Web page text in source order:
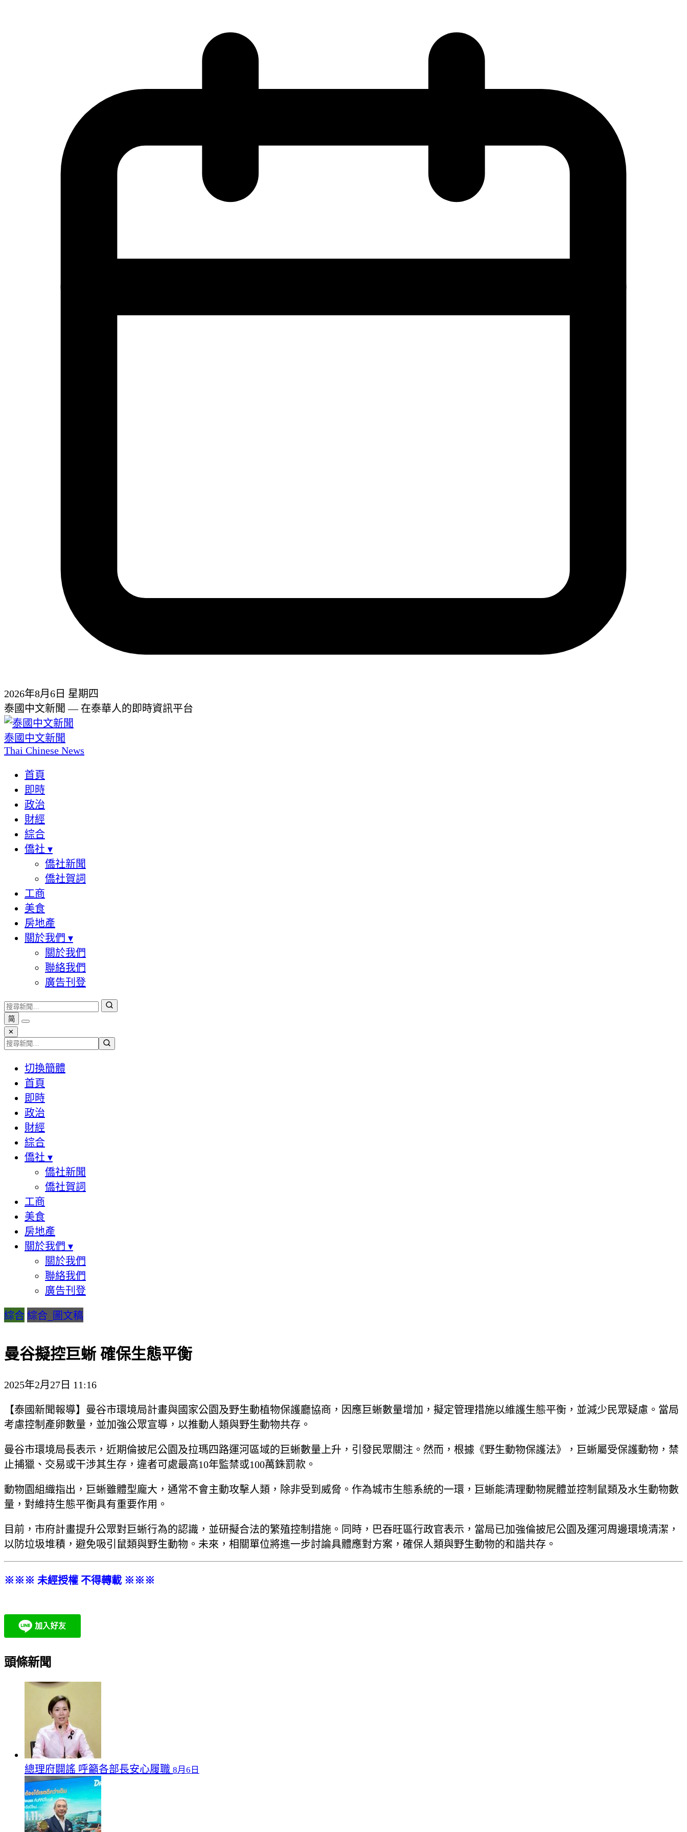
2026年8月6日 星期四
泰國中文新聞 — 在泰華人的即時資訊平台
泰國中文新聞
Thai Chinese News
首頁
即時
政治
財經
綜合
僑社 ▾
僑社新聞
僑社賀詞
工商
美食
房地產
關於我們 ▾
關於我們
聯絡我們
廣告刊登
简
✕
切換簡體
首頁
即時
政治
財經
綜合
僑社 ▾
僑社新聞
僑社賀詞
工商
美食
房地產
關於我們 ▾
關於我們
聯絡我們
廣告刊登
綜合 綜合_圖文稿
曼谷擬控巨蜥 確保生態平衡
2025年2月27日 11:16
【泰國新聞報導】曼谷市環境局計畫與國家公園及野生動植物保護廳協商，因應巨蜥數量增加，擬定管理措施以維護生態平衡，並減少民眾疑慮。當局
考慮控制產卵數量，並加強公眾宣導，以推動人類與野生動物共存。
曼谷市環境局長表示，近期倫披尼公園及拉瑪四路運河區域的巨蜥數量上升，引發民眾關注。然而，根據《野生動物保護法》，巨蜥屬受保護動物，禁
止捕獵、交易或干涉其生存，違者可處最高10年監禁或100萬銖罰款。
動物園組織指出，巨蜥雖體型龐大，通常不會主動攻擊人類，除非受到威脅。作為城市生態系統的一環，巨蜥能清理動物屍體並控制鼠類及水生動物數
量，對維持生態平衡具有重要作用。
目前，市府計畫提升公眾對巨蜥行為的認識，並研擬合法的繁殖控制措施。同時，巴吞旺區行政官表示，當局已加強倫披尼公園及運河周邊環境清潔，
以防垃圾堆積，避免吸引鼠類與野生動物。未來，相關單位將進一步討論具體應對方案，確保人類與野生動物的和諧共存。
※※※ 未經授權 不得轉載 ※※※
頭條新聞
總理府闢謠 呼籲各部長安心履職 8月6日